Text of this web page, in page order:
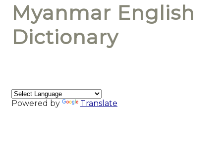
Myanmar English
Dictionary
Powered by Translate